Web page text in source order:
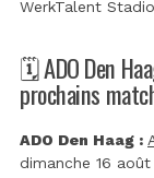
WerkTalent
🗓️ ADO Den
prochains
ADO Den Haag :
dimanche 16 août